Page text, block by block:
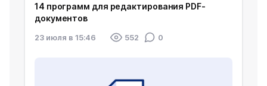
14 программ для редактирования PDF-
документов
23 июля в 15:46 552 0